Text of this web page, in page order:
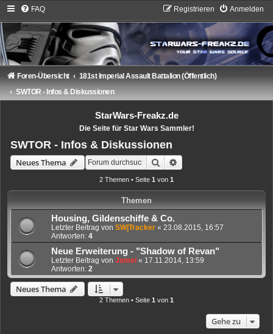
FAQ Anmelden
Registrieren
Foren-Übersicht
181st Imperial Assault Battalion (Öffentlich)
SWTOR - Infos & Diskussionen
StarWars-Freakz.de
Die Seite für Star Wars Sammler!
SWTOR - Infos & Diskussionen
Neues Thema Suche
2 Themen • Seite 1 von 1
Themen
Housing, Gildenschiffe & Co.
Letzter Beitrag von SW|Tracker « 23.08.2015, 16:57
Antworten: 4
Neue Erweiterung - "Shadow of Revan"
Letzter Beitrag von Jamel « 17.11.2014, 13:59
Antworten: 2
Neues Thema
2 Themen • Seite 1 von 1
Gehe zu